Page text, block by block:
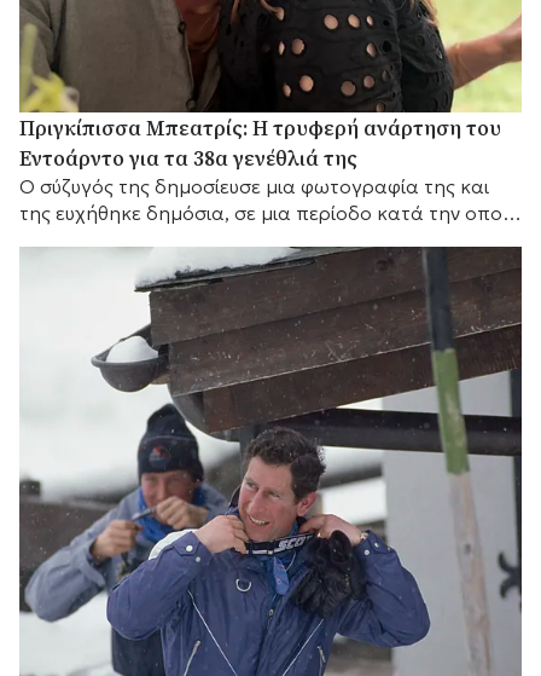
Πριγκίπισσα Μπεατρίς: Η τρυφερή ανάρτηση του
Εντοάρντο για τα 38α γενέθλιά της
Ο σύζυγός της δημοσίευσε μια φωτογραφία της και
της ευχήθηκε δημόσια, σε μια περίοδο κατά την οποία